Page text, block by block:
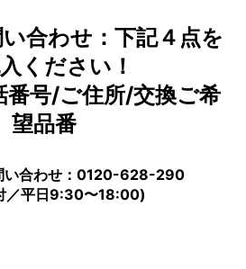
合わせ：下記４点を
ください！
番号/ご住所/交換ご希
望品番
い合わせ：0120-628-290
／平日9:30〜18:00)